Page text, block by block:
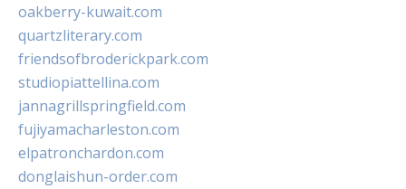
oakberry-kuwait.com
quartzliterary.com
friendsofbroderickpark.com
studiopiattellina.com
jannagrillspringfield.com
fujiyamacharleston.com
elpatronchardon.com
donglaishun-order.com